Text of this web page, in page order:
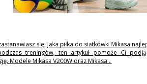
się, jaka piłka do siatkówki Mikasa
treningów, ten artykuł pomoże Ci
Modele Mikasa V200W oraz Mikasa ..